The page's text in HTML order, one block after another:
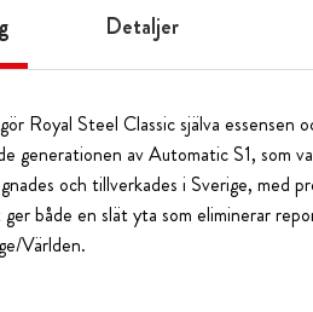
Detaljer
Royal Steel Classic själva essensen
generationen av Automatic S1, som
och tillverkades i Sverige, med
både en slät yta som eliminerar
Världen.